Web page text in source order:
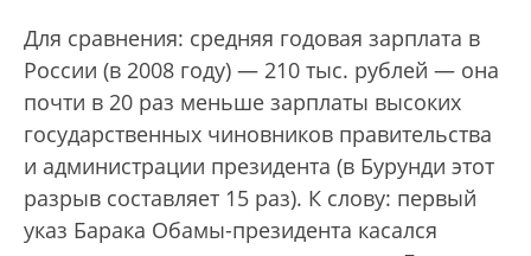
Для сравнения: средняя годовая зарплата в
России (в 2008 году) — 210 тыс. рублей — она
почти в 20 раз меньше зарплаты высоких
государственных чиновников правительства
и администрации президента (в Бурунди этот
разрыв составляет 15 раз). К слову: первый
указ Барака Обамы-президента касался